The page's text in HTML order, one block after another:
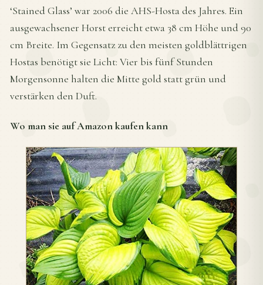
‘Stained Glass’ war 2006 die AHS-Hosta des Jahres. Ein
ausgewachsener Horst erreicht etwa 38 cm Höhe und 90
cm Breite. Im Gegensatz zu den meisten goldblättrigen
Hostas benötigt sie Licht: Vier bis fünf Stunden
Morgensonne halten die Mitte gold statt grün und
verstärken den Duft.
Wo man sie auf Amazon kaufen kann